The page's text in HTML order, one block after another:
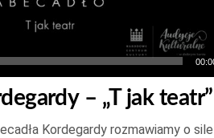
– „T jak teatr”
Kordegardy rozmawiamy o